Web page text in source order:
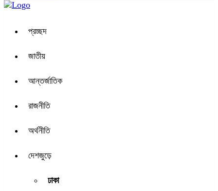
প্রচ্ছদ
জাতীয়
আন্তর্জাতিক
রাজনীতি
অর্থনীতি
দেশজুড়ে
ঢাকা